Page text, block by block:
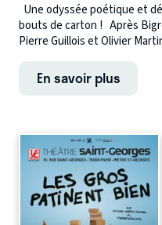
Une odyssée poétique et
bouts de carton ! Après
Pierre Guillois et Olivier
En savoir plus